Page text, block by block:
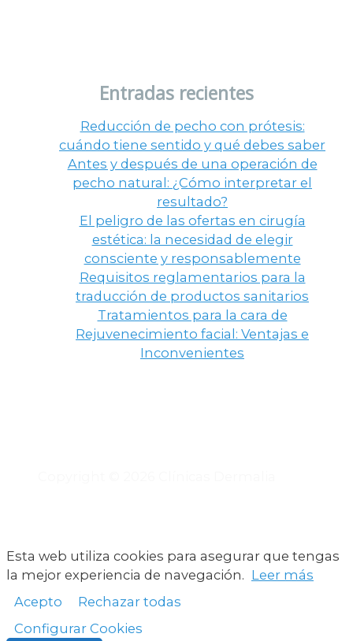
Entradas recientes
Reducción de pecho con prótesis:
cuándo tiene sentido y qué debes saber
Antes y después de una operación de
pecho natural: ¿Cómo interpretar el
resultado?
El peligro de las ofertas en cirugía
estética: la necesidad de elegir
consciente y responsablemente
Requisitos reglamentarios para la
traducción de productos sanitarios
Tratamientos para la cara de
Rejuvenecimiento facial: Ventajas e
Inconvenientes
Esta web utiliza cookies para asegurar que tengas
la mejor experiencia de navegación. Leer más
Acepto
Rechazar todas
Configurar Cookies